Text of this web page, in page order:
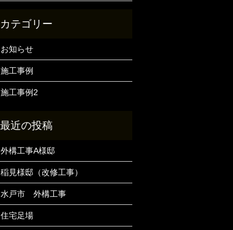
お知らせ
施工事例
施工事例2
外構工事A様邸
稲見様邸（改修工事）
水戸市 外構工事
住宅足場